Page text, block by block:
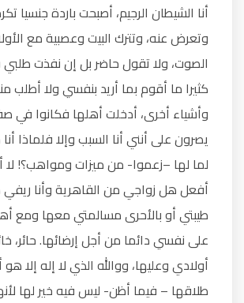
أنا الشيطان الرجيم، أصبحت باردة جنسيا
وتعرض عنه، وتترك البيت وعصبية مع
الصوت، ولا تقول حاضر بل إن نفذت طلبي
كثيرا ما أقوم بما أريد بنفسي ولا أطلب
وأشياء أخرى، أدخلت أهلها فكانوا في
يصرون على أنني أنا السبب وإلا فلماذا
لما لها –زعموا- من ميزات ومواهب؟! لا
أفعل هل زواجي من القاهرية وأنا
طيبتي أو بالأحرى مسالمتي معها ومع
على نفسي دائما من أجل إرضائها. حائر،
أولادي وعليها، ووالله الذي لا إله إلا
طلاقها – فيما أظن- ليس فيه خير لها